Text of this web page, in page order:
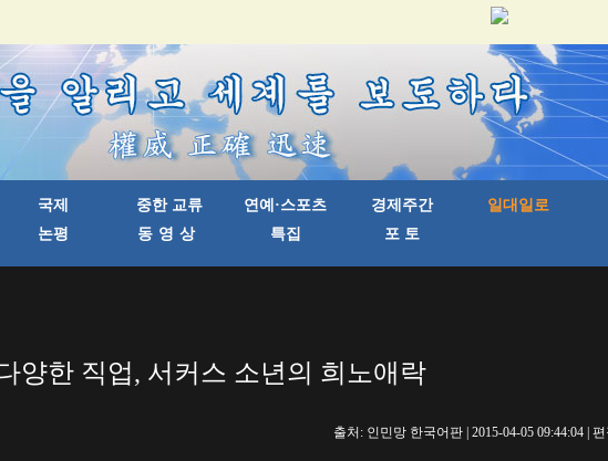
양한 직업, 서커스 소년의 희노애락
출처: 인민망 한국어판 | 2015-04-05 09:44:04 |